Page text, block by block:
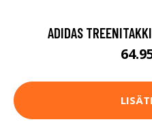
ADIDAS